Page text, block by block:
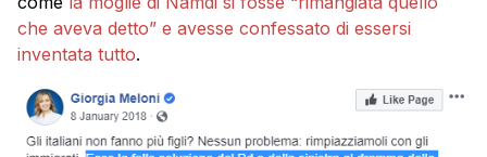
che aveva detto” e avesse confessato di essersi
inventata tutto.